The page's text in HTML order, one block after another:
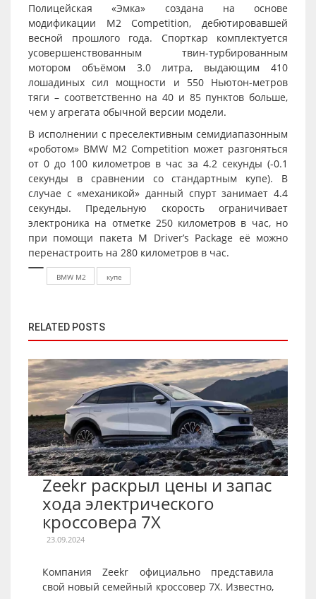
Полицейская «Эмка» создана на основе
модификации M2 Competition, дебютировавшей
весной прошлого года. Спорткар комплектуется
усовершенствованным твин-турбированным
мотором объёмом 3.0 литра, выдающим 410
лошадиных сил мощности и 550 Ньютон-метров
тяги – соответственно на 40 и 85 пунктов больше,
чем у агрегата обычной версии модели.
В исполнении с преселективным семидиапазонным
«роботом» BMW M2 Competition может разгоняться
от 0 до 100 километров в час за 4.2 секунды (-0.1
секунды в сравнении со стандартным купе). В
случае с «механикой» данный спурт занимает 4.4
секунды. Предельную скорость ограничивает
электроника на отметке 250 километров в час, но
при помощи пакета M Driver’s Package её можно
перенастроить на 280 километров в час.
BMW M2 купе
RELATED POSTS
Zeekr раскрыл цены и запас
хода электрического
кроссовера 7X
23.09.2024
Компания Zeekr официально представила
свой новый семейный кроссовер 7X. Известно,